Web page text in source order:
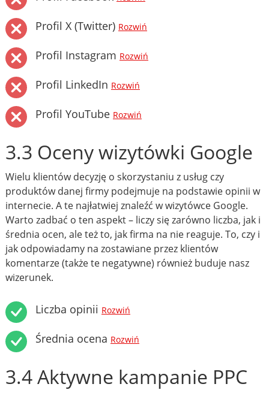
Profil X (Twitter) Rozwiń
Profil Instagram Rozwiń
Profil LinkedIn Rozwiń
Profil YouTube Rozwiń
3.3 Oceny wizytówki Google
Wielu klientów decyzję o skorzystaniu z usług czy
produktów danej firmy podejmuje na podstawie opinii w
internecie. A te najłatwiej znaleźć w wizytówce Google.
Warto zadbać o ten aspekt – liczy się zarówno liczba, jak i
średnia ocen, ale też to, jak firma na nie reaguje. To, czy i
jak odpowiadamy na zostawiane przez klientów
komentarze (także te negatywne) również buduje nasz
wizerunek.
Liczba opinii Rozwiń
Średnia ocena Rozwiń
3.4 Aktywne kampanie PPC